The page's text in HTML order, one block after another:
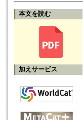
本文を読む
加えサービス